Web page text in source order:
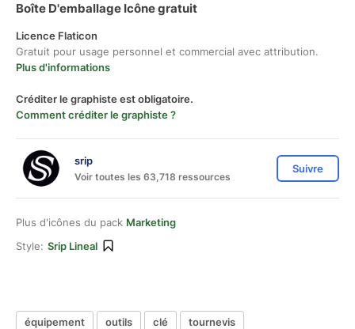
Boîte D'emballage Icône gratuit
Licence Flaticon
Gratuit pour usage personnel et commercial avec attribution.
Plus d'informations
Créditer le graphiste est obligatoire.
Comment créditer le graphiste ?
srip
Voir toutes les 63,718 ressources
Suivre
Plus d'icônes du pack Marketing
Style: Srip Lineal
équipement outils clé
tournevis